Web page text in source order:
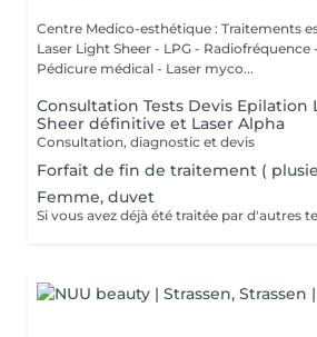
Centre Medico-esthétique : Traitements
Laser Light Sheer - LPG - Radiofréquence
Pédicure médical - Laser myco...
Consultation Tests Devis Epilation
Sheer définitive et Laser Alpha
Consultation, diagnostic et devis
Forfait de fin de traitement (
Femme, duvet